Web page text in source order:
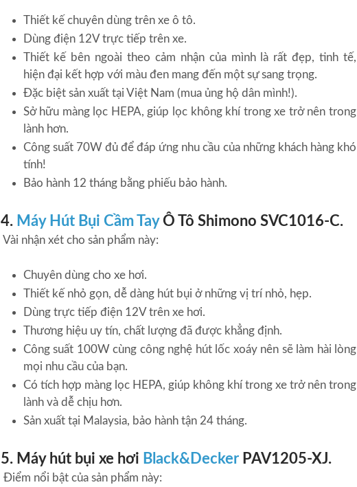
Thiết kế chuyên dùng trên xe ô tô.
Dùng điện 12V trực tiếp trên xe.
Thiết kế bên ngoài theo cảm nhận của mình là rất đẹp, tinh tế,
hiện đại kết hợp với màu đen mang đến một sự sang trọng.
Đặc biệt sản xuất tại Việt Nam (mua ủng hộ dân mình!).
Sở hữu màng lọc HEPA, giúp lọc không khí trong xe trở nên trong
lành hơn.
Công suất 70W đủ để đáp ứng nhu cầu của những khách hàng khó
tính!
Bảo hành 12 tháng bằng phiếu bảo hành.
4. Máy Hút Bụi Cầm TayÔ Tô Shimono SVC1016-C.
Vài nhận xét cho sản phẩm này:
Chuyên dùng cho xe hơi.
Thiết kế nhỏ gọn, dễ dàng hút bụi ở những vị trí nhỏ, hẹp.
Dùng trực tiếp điện 12V trên xe hơi.
Thương hiệu uy tín, chất lượng đã được khẳng định.
Công suất 100W cùng công nghệ hút lốc xoáy nên sẽ làm hài lòng
mọi nhu cầu của bạn.
Có tích hợp màng lọc HEPA, giúp không khí trong xe trở nên trong
lành và dễ chịu hơn.
Sản xuất tại Malaysia, bảo hành tận 24 tháng.
5. Máy hút bụi xe hơi Black&Decker PAV1205-XJ.
Điểm nổi bật của sản phẩm này: